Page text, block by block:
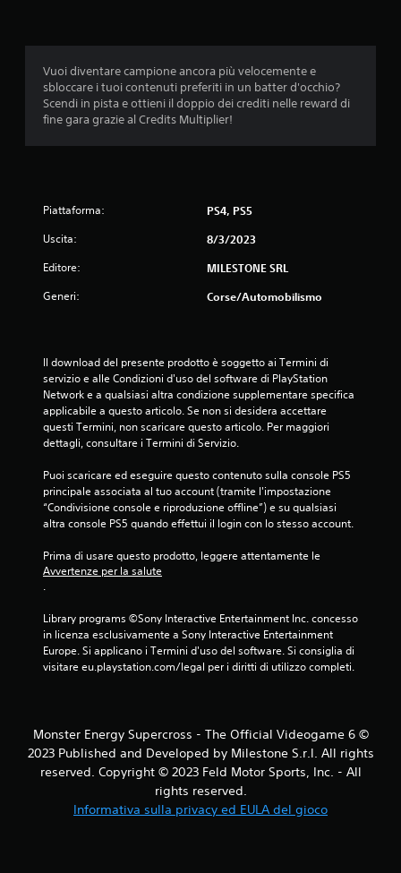
a
e
l
l
e
s
u
n
q
e
d
Vuoi diventare campione ancora più velocemente e
sbloccare i tuoi contenuti preferiti in un batter d'occhio?
Scendi in pista e ottieni il doppio dei crediti nelle reward di
fine gara grazie al Credits Multiplier!
Piattaforma: PS4, PS5
Uscita: 8/3/2023
Editore: MILESTONE SRL
Generi: Corse/Automobilismo
Il download del presente prodotto è soggetto ai Termini di
servizio e alle Condizioni d'uso del software di PlayStation
Network e a qualsiasi altra condizione supplementare specifica
applicabile a questo articolo. Se non si desidera accettare
questi Termini, non scaricare questo articolo. Per maggiori
dettagli, consultare i Termini di Servizio.
Puoi scaricare ed eseguire questo contenuto sulla console PS5
principale associata al tuo account (tramite l'impostazione
“Condivisione console e riproduzione offline”) e su qualsiasi
altra console PS5 quando effettui il login con lo stesso account.
Prima di usare questo prodotto, leggere attentamente le
Avvertenze per la salute
.
Library programs ©Sony Interactive Entertainment Inc. concesso
in licenza esclusivamente a Sony Interactive Entertainment
Europe. Si applicano i Termini d'uso del software. Si consiglia di
visitare eu.playstation.com/legal per i diritti di utilizzo completi.
Monster Energy Supercross - The Official Videogame 6 ©
2023 Published and Developed by Milestone S.r.l. All rights
reserved. Copyright © 2023 Feld Motor Sports, Inc. - All
rights reserved.
Informativa sulla privacy ed EULA del gioco